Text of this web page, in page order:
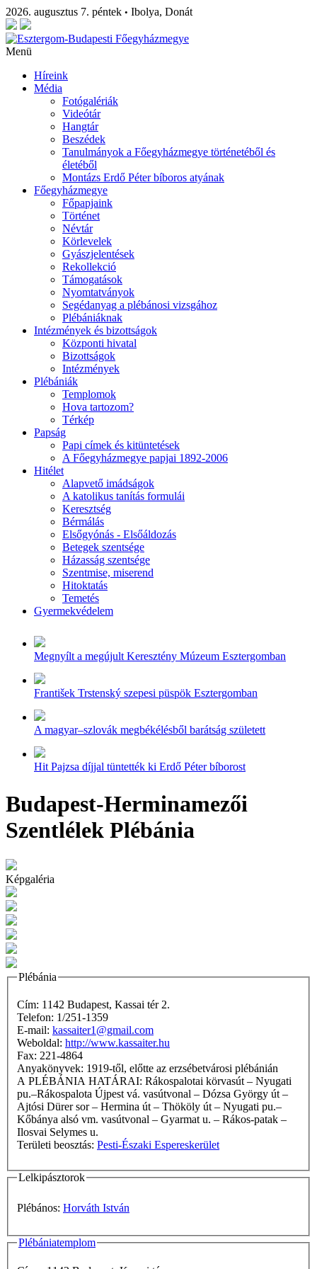
2026. augusztus 7. péntek • Ibolya, Donát
Menü
Híreink
Média
Fotógalériák
Videótár
Hangtár
Beszédek
Tanulmányok a Főegyházmegye történetéből és
életéből
Montázs Erdő Péter bíboros atyának
Főegyházmegye
Főpapjaink
Történet
Névtár
Körlevelek
Gyászjelentések
Rekollekció
Támogatások
Nyomtatványok
Segédanyag a plébánosi vizsgához
Plébániáknak
Intézmények és bizottságok
Központi hivatal
Bizottságok
Intézmények
Plébániák
Templomok
Hova tartozom?
Térkép
Papság
Papi címek és kitüntetések
A Főegyházmegye papjai 1892-2006
Hitélet
Alapvető imádságok
A katolikus tanítás formulái
Keresztség
Bérmálás
Elsőgyónás - Elsőáldozás
Betegek szentsége
Házasság szentsége
Szentmise, miserend
Hitoktatás
Temetés
Gyermekvédelem
Megnyílt a megújult Keresztény Múzeum Esztergomban
František Trstenský szepesi püspök Esztergomban
A magyar–szlovák megbékélésből barátság született
Hit Pajzsa díjjal tüntették ki Erdő Péter bíborost
Budapest-Herminamezői
Szentlélek Plébánia
Képgaléria
Plébánia
Cím: 1142 Budapest, Kassai tér 2.
Telefon: 1/251-1359
E-mail: kassaiter1@gmail.com
Weboldal: http://www.kassaiter.hu
Fax: 221-4864
Anyakönyvek: 1919-től, előtte az erzsébetvárosi plébánián
A PLÉBÁNIA HATÁRAI: Rákospalotai körvasút – Nyugati
pu.–Rákospalota Újpest vá. vasútvonal – Dózsa György út –
Ajtósi Dürer sor – Hermina út – Thököly út – Nyugati pu.–
Kőbánya alsó vm. vasútvonal – Gyarmat u. – Rákos-patak –
Ilosvai Selymes u.
Területi beosztás: Pesti-Északi Espereskerület
Lelkipásztorok
Plébános: Horváth István
Plébániatemplom